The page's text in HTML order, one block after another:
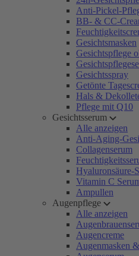
Anti-Pickel-
BB- & CC-
Gesichtsmasken
Gesichtspflege
Gesichtsspray
Getönte
Hals &
Pflege mit Q10
Gesichtsserum
Alle anzeigen
Anti-Aging-
Collagenserum
Hyaluronsäure-
Vitamin C
Ampullen
Augenpflege
Alle anzeigen
Augencreme
Augenmasken